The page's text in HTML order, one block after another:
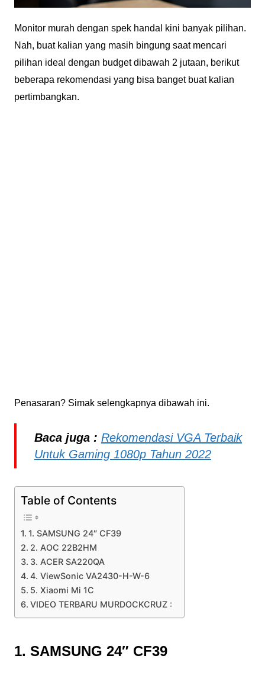
Monitor murah dengan spek handal kini banyak pilihan.
Nah, buat kalian yang masih bingung saat mencari
pilihan ideal dengan budget dibawah 2 jutaan, berikut
beberapa rekomendasi yang bisa banget buat kalian
pertimbangkan.
Penasaran? Simak selengkapnya dibawah ini.
Baca juga : Rekomendasi VGA Terbaik
Untuk Gaming 1080p Tahun 2022
Table of Contents
1. SAMSUNG 24″ CF39
2. AOC 22B2HM
3. ACER SA220QA
4. ViewSonic VA2430-H-W-6
5. Xiaomi Mi 1C
VIDEO TERBARU MURDOCKCRUZ :
1. SAMSUNG 24″ CF39